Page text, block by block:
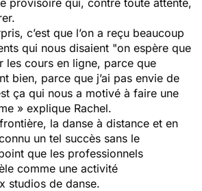
c’est que l’on a reçu beaucoup
qui nous disaient "on espère que
les cours en ligne, parce que
bien, parce que j’ai pas envie de
ça qui nous a motivé à faire une
» explique Rachel.
la danse à distance et en
un tel succès sans le
que les professionnels
comme une activité
studios de danse.